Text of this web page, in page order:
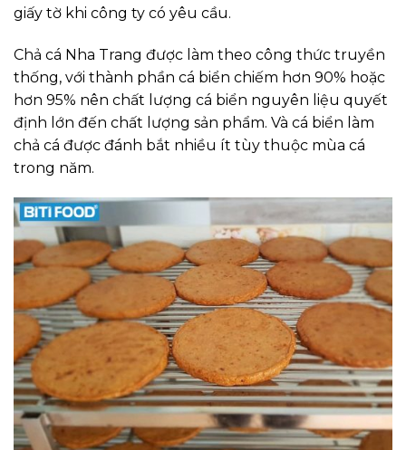
giấy tờ khi công ty có yêu cầu.
Chả cá Nha Trang được làm theo công thức truyền
thống, với thành phần cá biển chiếm hơn 90% hoặc
hơn 95% nên chất lượng cá biển nguyên liệu quyết
định lớn đến chất lượng sản phẩm. Và cá biển làm
chả cá được đánh bắt nhiều ít tùy thuộc mùa cá
trong năm.